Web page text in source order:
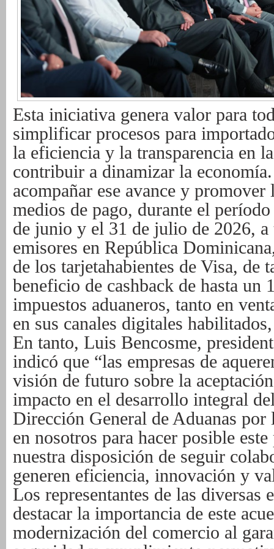
Esta iniciativa genera valor para
simplificar procesos para
la eficiencia y la transparencia en
contribuir a dinamizar la
acompañar ese avance y promover
medios de pago, durante el
de junio y el 31 de julio de 2026, a
emisores en República
de los tarjetahabientes de Visa, de
beneficio de cashback de hasta un
impuestos aduaneros, tanto en
en sus canales digitales
En tanto, Luis Bencosme,
indicó que “las empresas de
visión de futuro sobre la
impacto en el desarrollo integral
Dirección General de Aduanas por
en nosotros para hacer posible
nuestra disposición de seguir
generen eficiencia, innovación y
Los representantes de las diversas
destacar la importancia de este
modernización del comercio al